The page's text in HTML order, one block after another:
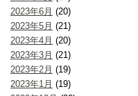
2023年6月 (20)
2023年5月 (21)
2023年4月 (20)
2023年3月 (21)
2023年2月 (19)
2023年1月 (19)